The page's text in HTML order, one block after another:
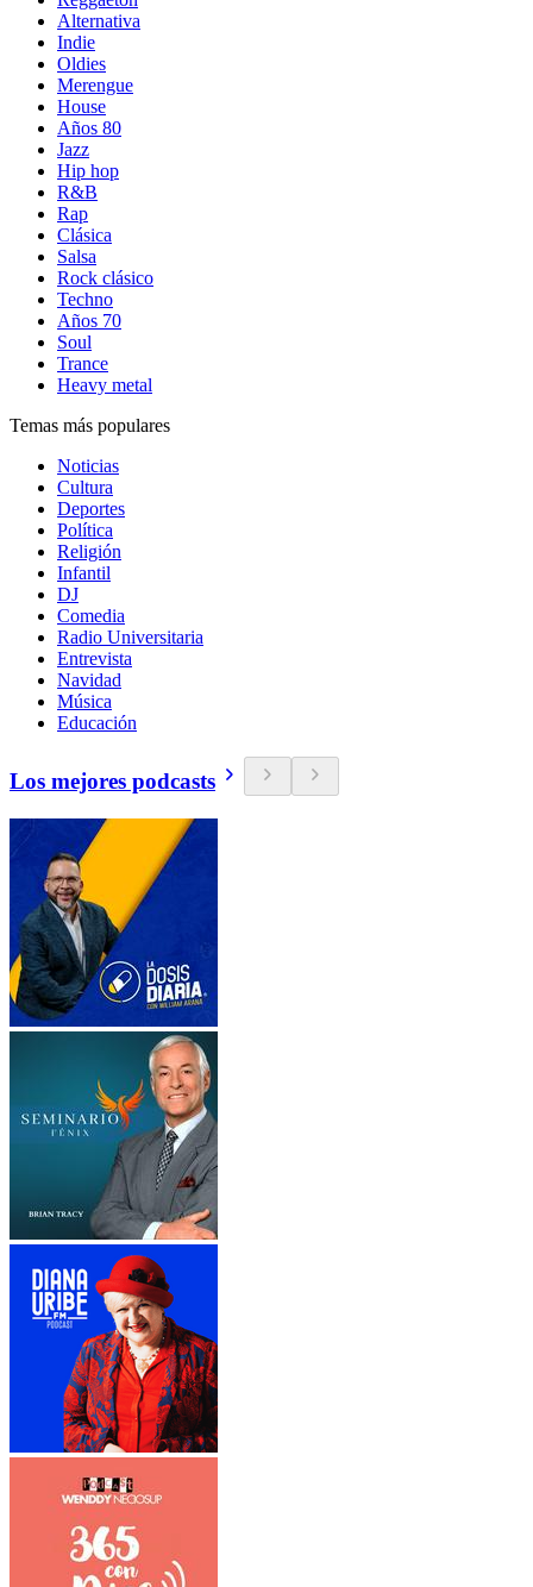
Alternativa
Indie
Oldies
Merengue
House
Años 80
Jazz
Hip hop
R&B
Rap
Clásica
Salsa
Rock clásico
Techno
Años 70
Soul
Trance
Heavy metal
Temas más populares
Noticias
Cultura
Deportes
Política
Religión
Infantil
DJ
Comedia
Radio Universitaria
Entrevista
Navidad
Música
Educación
Los mejores podcasts